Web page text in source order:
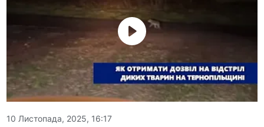
10 Листопада, 2025, 16:17